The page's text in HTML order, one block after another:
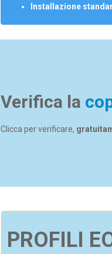
Installazione
Verifica la
Clicca per verificare,
PROFILI